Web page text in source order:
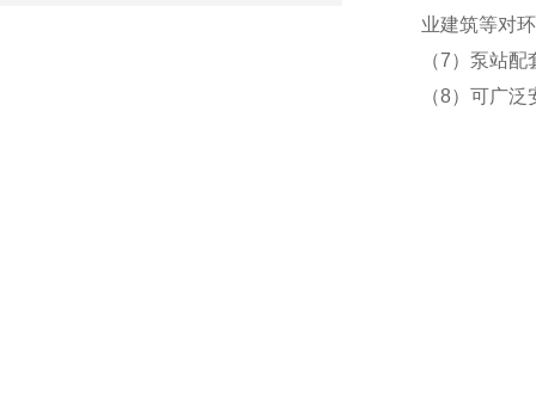
业建筑等对
（7）泵站
（8）可广